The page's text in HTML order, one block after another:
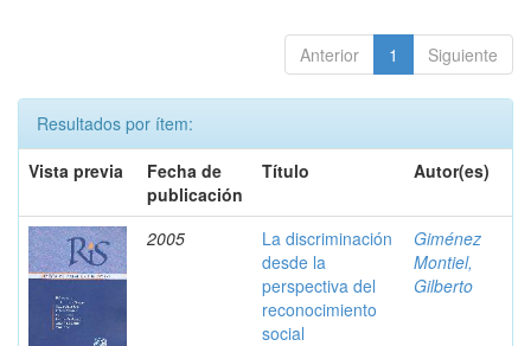
Anterior 1 Siguiente
Resultados por ítem:
Vista previa
Fecha de
publicación
Título Autor(es)
2005
La discriminación
desde la
perspectiva del
reconocimiento
social
Giménez
Montiel,
Gilberto